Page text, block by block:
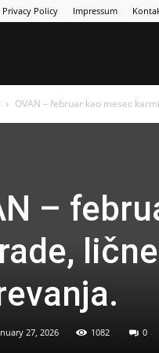
Privacy Policy Impressum
OVAN – februar kao mesec
–
27, 2026 1082 0